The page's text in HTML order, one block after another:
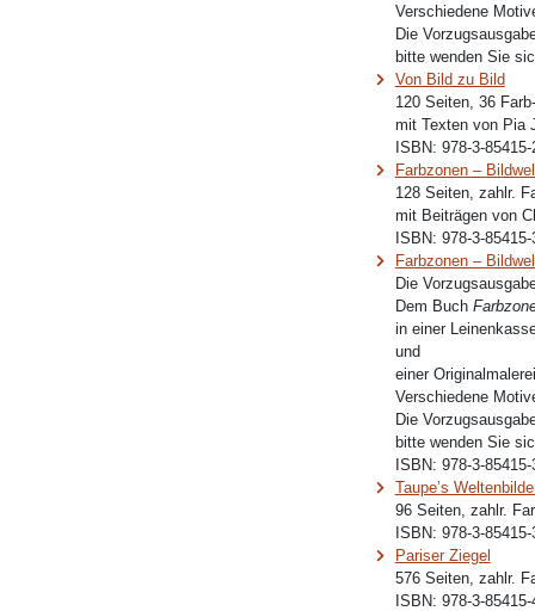
Verschiedene
Die
bitte wenden Sie
Von Bild zu Bild
120 Seiten, 36
mit Texten von Pia
ISBN: 978-3-85415-
Farbzonen –
128 Seiten, zahlr.
mit Beiträgen von
ISBN: 978-3-85415-
Farbzonen –
Die
Dem Buch
in einer
und
einer
Verschiedene
Die
bitte wenden Sie
ISBN: 978-3-85415-
Taupe’s
96 Seiten, zahlr.
ISBN: 978-3-85415-
Pariser Ziegel
576 Seiten, zahlr.
ISBN: 978-3-85415-